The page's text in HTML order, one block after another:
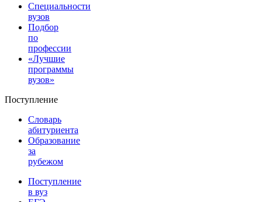
Специальности
вузов
Подбор
по
профессии
«Лучшие
программы
вузов»
Поступление
Словарь
абитуриента
Образование
за
рубежом
Поступление
в вуз